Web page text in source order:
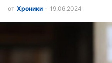
от Хроники - 19.06.2024